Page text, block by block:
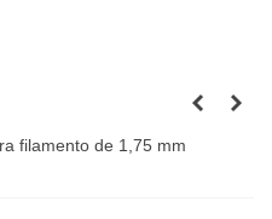
filamento de 1,75 mm